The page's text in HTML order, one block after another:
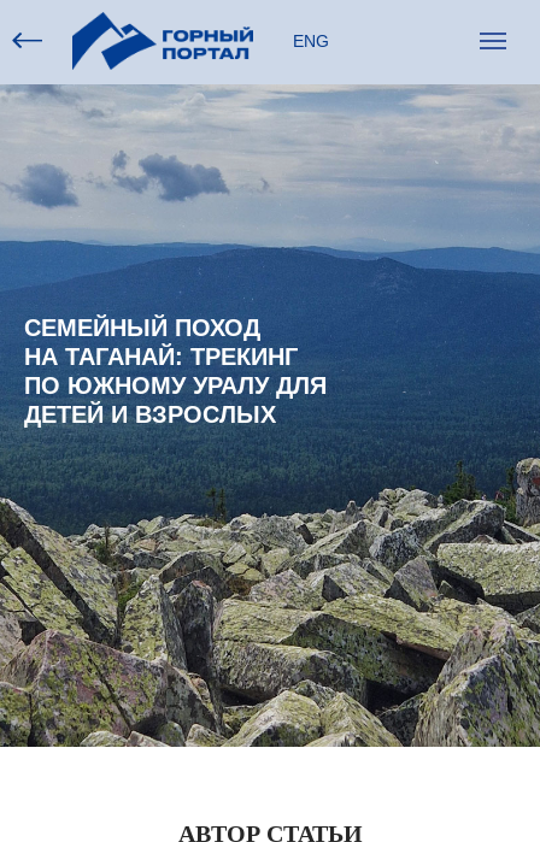
ENG
СЕМЕЙНЫЙ ПОХОД
НА ТАГАНАЙ: ТРЕКИНГ
ПО ЮЖНОМУ УРАЛУ ДЛЯ
ДЕТЕЙ И ВЗРОСЛЫХ
АВТОР СТАТЬИ